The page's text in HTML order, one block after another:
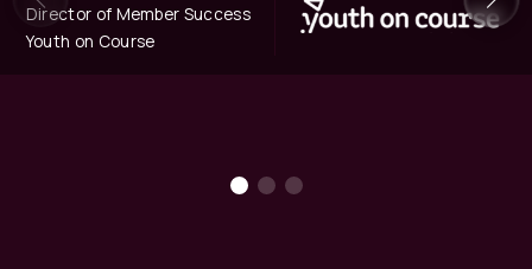
Director of Member Success
Youth on Course